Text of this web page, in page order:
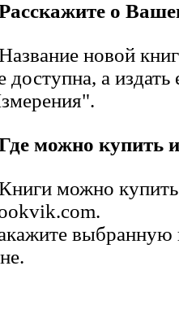
о
новой
доступна, а
можно купить
можно купить
выбранную